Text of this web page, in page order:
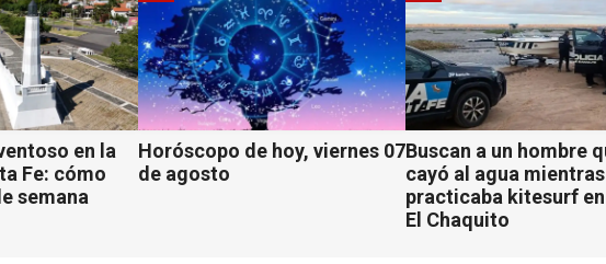
en la
Fe: cómo
semana
Horóscopo de hoy, viernes 07
de agosto
Buscan a un hombre
cayó al agua mientras
practicaba kitesurf
El Chaquito